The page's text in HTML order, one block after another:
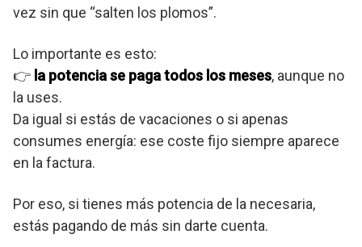
vez sin que “salten los plomos”.
Lo importante es esto:
👉 la potencia se paga todos los meses, aunque no
la uses.
Da igual si estás de vacaciones o si apenas
consumes energía: ese coste fijo siempre aparece
en la factura.
Por eso, si tienes más potencia de la necesaria,
estás pagando de más sin darte cuenta.